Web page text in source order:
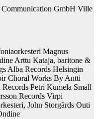
GmbH Ville
Magnus
Arttu Kataja, baritone &
Alba Records Helsingin
Choral Works By Antti
Petri Kumela Small
Records Virpi
John Storgårds Outi